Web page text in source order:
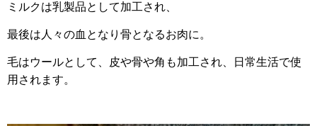
ミルクは乳製品として加工され、
最後は人々の血となり骨となるお肉に。
毛はウールとして、皮や骨や角も加工され、日常生活で使
用されます。